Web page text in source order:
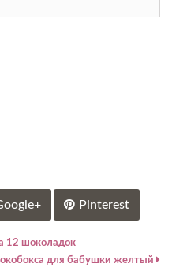
Pinterest
12 шоколадок
для бабушки желтый